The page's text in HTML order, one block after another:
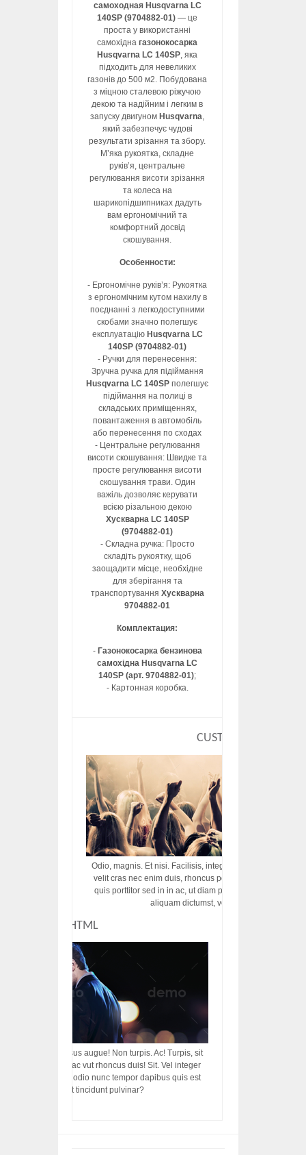
самоходная Husqvarna LC
140SP (9704882-01) — це
проста у використанні
самохіднагазонокосарка
Husqvarna LC 140SP, яка
підходить для невеликих
газонів до 500 м2. Побудована
з міцною сталевою ріжучою
декою та надійним і легким в
запуску двигуном Husqvarna,
який забезпечує чудові
результати зрізання та збору.
М’яка рукоятка, складне
руків’я, центральне
регулювання висоти зрізання
та колеса на
шарикопідшипниках дадуть
вам ергономічний та
комфортний досвід
скошування.
Особенности:
- Ергономічне руків’я: Рукоятка
з ергономічним кутом нахилу в
поєднанні з легкодоступними
скобами значно полегшує
експлуатацію Husqvarna LC
140SP (9704882-01)
- Ручки для перенесення:
Зручна ручка для підіймання
Husqvarna LC 140SP полегшує
підіймання на полиці в
складських приміщеннях,
повантаження в автомобіль
або перенесення по сходах
- Центральне регулювання
висоти скошування: Швидке та
просте регулювання висоти
скошування трави. Один
важіль дозволяє керувати
всією різальною декою
Хускварна LC 140SP
(9704882-01)
- Складна ручка: Просто
складіть рукоятку, щоб
заощадити місце, необхідне
для зберігання та
транспортування Хускварна
9704882-01
Комплектация:
- Газонокосарка бензинова
самохідна Husqvarna LC
140SP (арт. 9704882-01);
- Картонная коробка.
CUSTOM HTML
Odio, magnis. Et nisi. Facilisis, integer! Risus augue! Non
velit cras nec enim duis, rhoncus porttitor ac vut rhoncus
quis porttitor sed in in ac, ut diam porttitor odio nunc
aliquam dictumst, vel amet tincidunt
CUSTOM HTML
integer! Risus augue! Non turpis. Ac! Turpis, sit
rhoncus porttitor ac vut rhoncus duis! Sit. Vel integer
ut diam porttitor odio nunc tempor dapibus quis est
dictumst, vel amet tincidunt pulvinar?